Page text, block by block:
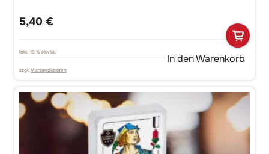
5,40 €
inkl. 19 % MwSt.
zzgl. Versandkosten
In den Warenkorb